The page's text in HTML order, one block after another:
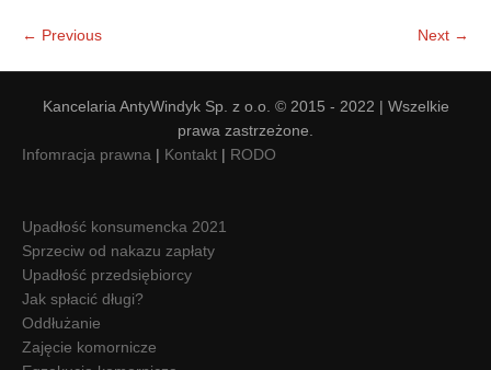
← Previous Next →
Kancelaria AntyWindyk Sp. z o.o. © 2015 - 2022 | Wszelkie
prawa zastrzeżone.
Infomracja prawna | Kontakt | RODO
Upadłość konsumencka 2021
Sprzeciw od nakazu zapłaty
Upadłość przedsiębiorcy
Jak spłacić długi?
Oddłużanie
Zajęcie komornicze